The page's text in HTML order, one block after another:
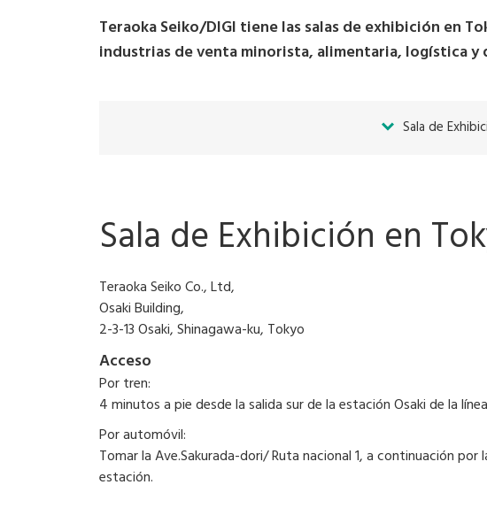
Teraoka Seiko/DIGI tiene las salas de exhibición en
industrias de venta minorista, alimentaria, logística
Sala de
Sala de Exhibición en
Teraoka Seiko Co., Ltd,
Osaki Building,
2-3-13 Osaki, Shinagawa-ku, Tokyo
Acceso
Por tren:
4 minutos a pie desde la salida sur de la estación Osaki de la
Por automóvil:
Tomar la Ave.Sakurada-dori/ Ruta nacional 1, a continuación
estación.